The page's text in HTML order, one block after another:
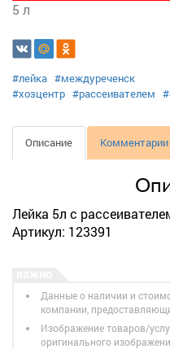
5 л
#лейка #междуреченск
#хозцентр #рассеивателем
Описание Комментарии
Лейка 5л с
Артикул: 123391
Данные о наличии и
компании,
Изображение товаров/
оригинального